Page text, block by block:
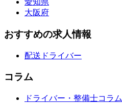
愛知県
大阪府
おすすめの求人情報
配送ドライバー
コラム
ドライバー・整備士コラム